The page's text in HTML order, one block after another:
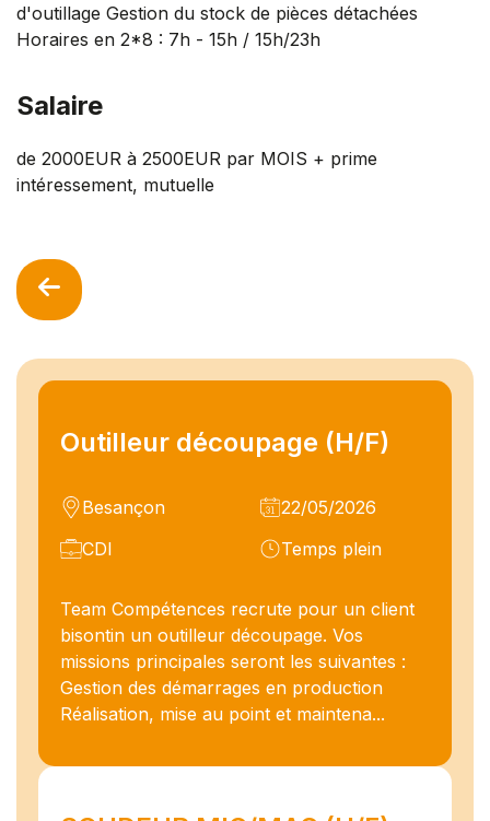
Outilleur découpage (H/F)
Besançon
22/05/2026
CDI
Temps plein
Team Compétences recrute pour un client
bisontin un outilleur découpage. Vos
missions principales seront les suivantes :
Gestion des démarrages en production
Réalisation, mise au point et maintena...
d'outillage Gestion du stock de pièces détachées
Horaires en 2*8 : 7h - 15h / 15h/23h
Salaire
de 2000EUR à 2500EUR par MOIS + prime
intéressement, mutuelle